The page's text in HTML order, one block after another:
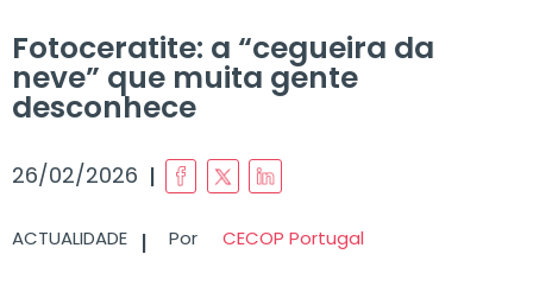
Fotoceratite: a “cegueira da
neve” que muita gente
desconhece
26/02/2026 I
ACTUALIDADE I Por CECOP Portugal